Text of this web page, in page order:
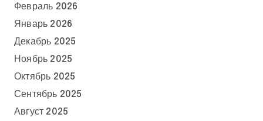
Февраль 2026
Январь 2026
Декабрь 2025
Ноябрь 2025
Октябрь 2025
Сентябрь 2025
Август 2025